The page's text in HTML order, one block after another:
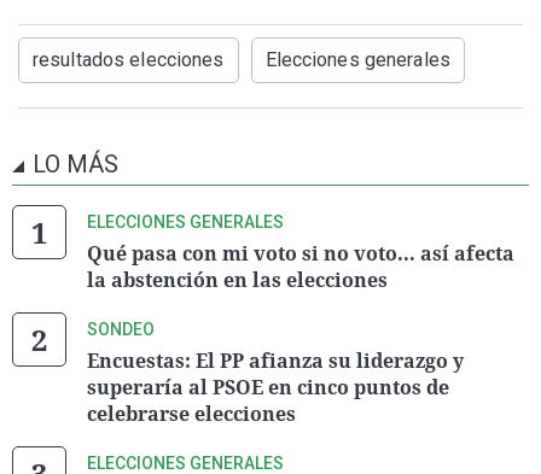
resultados elecciones Elecciones generales
LO MÁS
ELECCIONES GENERALES
Qué pasa con mi voto si no voto... así afecta
la abstención en las elecciones
SONDEO
Encuestas: El PP afianza su liderazgo y
superaría al PSOE en cinco puntos de
celebrarse elecciones
ELECCIONES GENERALES